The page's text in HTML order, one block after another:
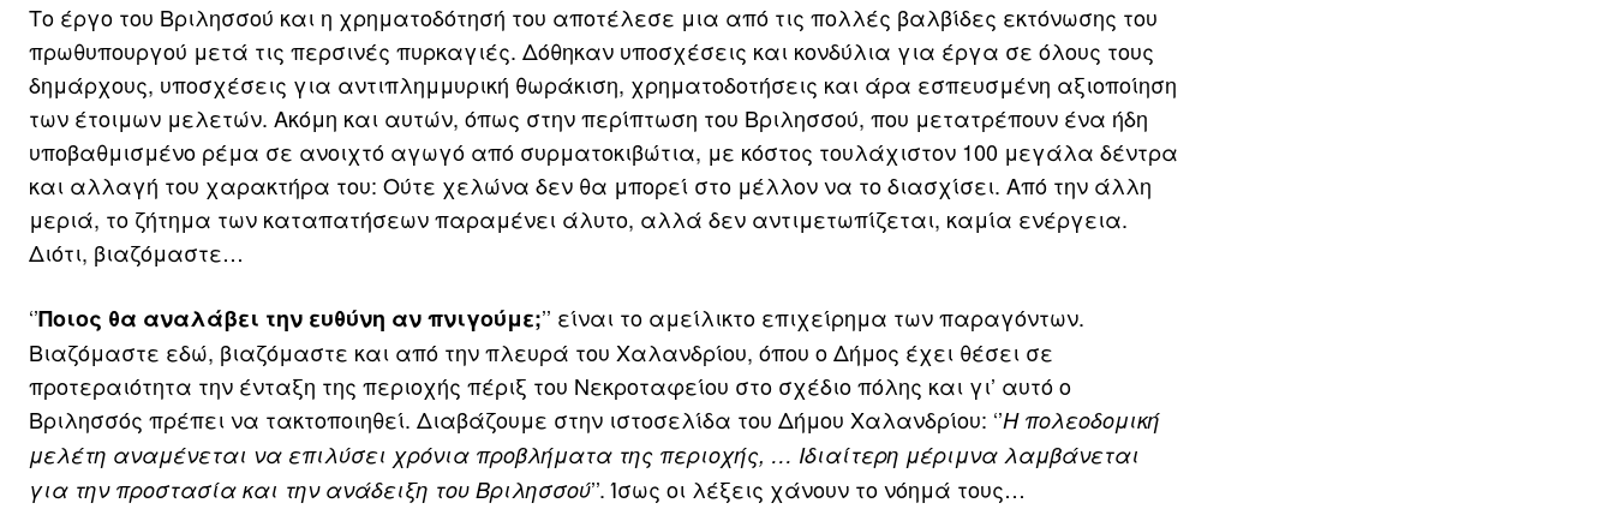
Το έργο του Βριλησσού και η χρηματοδότησή του αποτέλεσε μια από τις πολλές βαλβίδες εκτόνωσης του
πρωθυπουργού μετά τις περσινές πυρκαγιές. Δόθηκαν υποσχέσεις και κονδύλια για έργα σε όλους τους
δημάρχους, υποσχέσεις για αντιπλημμυρική θωράκιση, χρηματοδοτήσεις και άρα εσπευσμένη αξιοποίηση
των έτοιμων μελετών. Ακόμη και αυτών, όπως στην περίπτωση του Βριλησσού, που μετατρέπουν ένα ήδη
υποβαθμισμένο ρέμα σε ανοιχτό αγωγό από συρματοκιβώτια, με κόστος τουλάχιστον 100 μεγάλα δέντρα
και αλλαγή του χαρακτήρα του: Ούτε χελώνα δεν θα μπορεί στο μέλλον να το διασχίσει. Από την άλλη
μεριά, το ζήτημα των καταπατήσεων παραμένει άλυτο, αλλά δεν αντιμετωπίζεται, καμία ενέργεια.
Διότι, βιαζόμαστε…
‘’Ποιος θα αναλάβει την ευθύνη αν πνιγούμε;’’ είναι το αμείλικτο επιχείρημα των παραγόντων.
Βιαζόμαστε εδώ, βιαζόμαστε και από την πλευρά του Χαλανδρίου, όπου ο Δήμος έχει θέσει σε
προτεραιότητα την ένταξη της περιοχής πέριξ του Νεκροταφείου στο σχέδιο πόλης και γι’ αυτό ο
Βριλησσός πρέπει να τακτοποιηθεί. Διαβάζουμε στην ιστοσελίδα του Δήμου Χαλανδρίου: ‘’Η πολεοδομική
μελέτη αναμένεται να επιλύσει χρόνια προβλήματα της περιοχής, … Ιδιαίτερη μέριμνα λαμβάνεται
για την προστασία και την ανάδειξη του Βριλησσού’’. Ίσως οι λέξεις χάνουν το νόημά τους…